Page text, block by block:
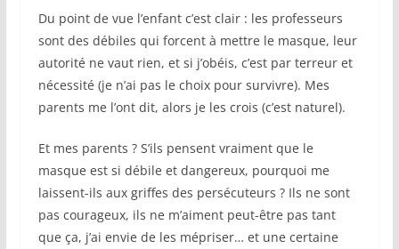
Du point de vue l’enfant c’est clair : les professeurs
sont des débiles qui forcent à mettre le masque, leur
autorité ne vaut rien, et si j’obéis, c’est par terreur et
nécessité (je n’ai pas le choix pour survivre). Mes
parents me l’ont dit, alors je les crois (c’est naturel).
Et mes parents ? S’ils pensent vraiment que le
masque est si débile et dangereux, pourquoi me
laissent-ils aux griffes des persécuteurs ? Ils ne sont
pas courageux, ils ne m’aiment peut-être pas tant
que ça, j’ai envie de les mépriser… et une certaine